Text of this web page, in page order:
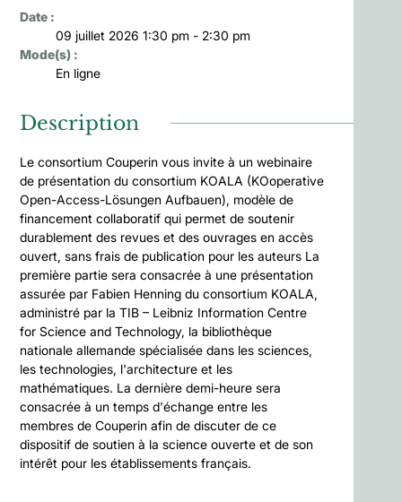
Date :
09 juillet 2026 1:30 pm - 2:30 pm
Mode(s) :
En ligne
Description
Le consortium Couperin vous invite à un webinaire
de présentation du consortium KOALA (KOoperative
Open-Access-Lösungen Aufbauen), modèle de
financement collaboratif qui permet de soutenir
durablement des revues et des ouvrages en accès
ouvert, sans frais de publication pour les auteurs La
première partie sera consacrée à une présentation
assurée par Fabien Henning du consortium KOALA,
administré par la TIB – Leibniz Information Centre
for Science and Technology, la bibliothèque
nationale allemande spécialisée dans les sciences,
les technologies, l'architecture et les
mathématiques. La dernière demi-heure sera
consacrée à un temps d'échange entre les
membres de Couperin afin de discuter de ce
dispositif de soutien à la science ouverte et de son
intérêt pour les établissements français.